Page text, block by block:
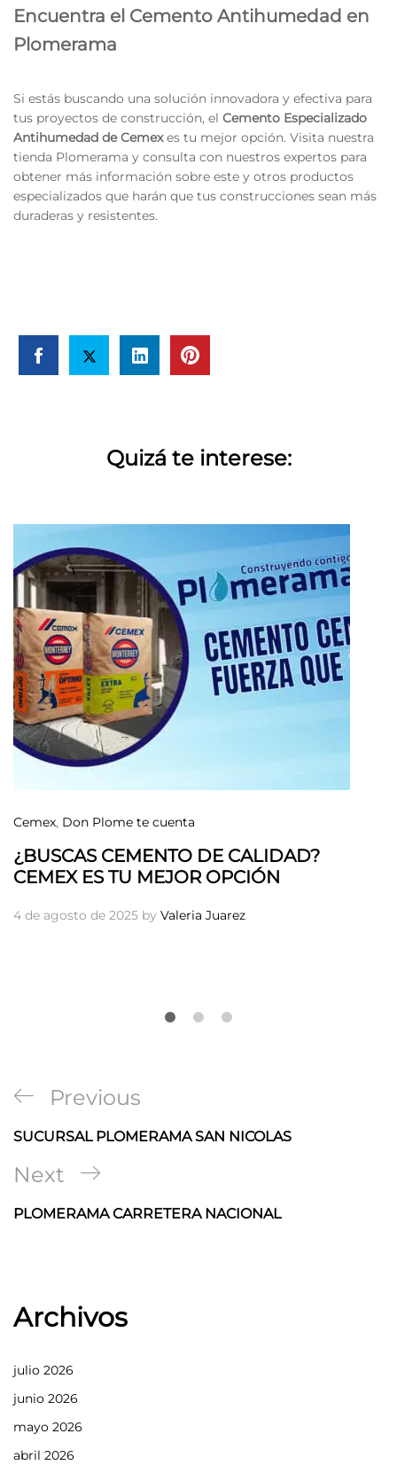
Encuentra el Cemento Antihumedad en
Plomerama
Si estás buscando una solución innovadora y efectiva para
tus proyectos de construcción, el Cemento Especializado
Antihumedad de Cemexes tu mejor opción. Visita nuestra
tienda Plomerama y consulta con nuestros expertos para
obtener más información sobre este y otros productos
especializados que harán que tus construcciones sean más
duraderas y resistentes.
Quizá te interese:
Cemex, Don Plome te cuenta
¿BUSCAS CEMENTO DE CALIDAD?
CEMEX ES TU MEJOR OPCIÓN
4 de agosto de 2025 by Valeria Juarez
Navegación
de
entradas
Previous
Post
Previous
SUCURSAL PLOMERAMA SAN NICOLAS
Next
Post
Next
PLOMERAMA CARRETERA NACIONAL
Archivos
julio 2026
junio 2026
mayo 2026
abril 2026